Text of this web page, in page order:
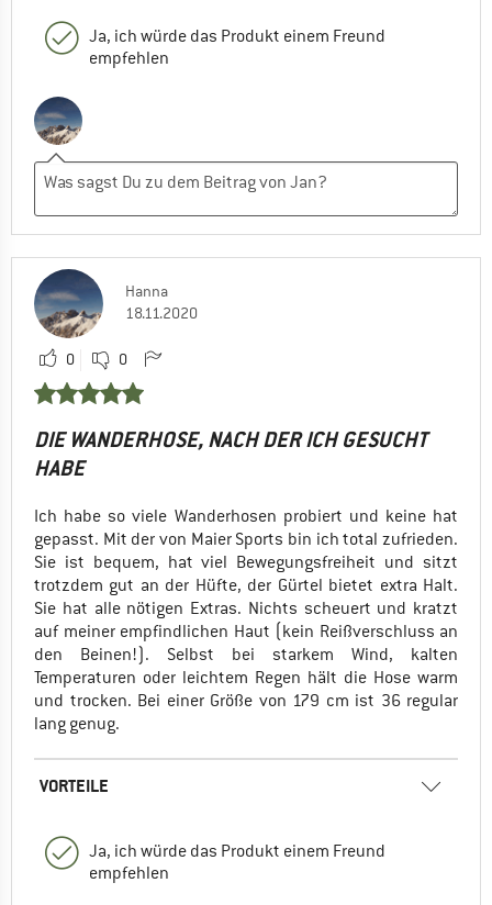
Ja, ich würde das Produkt einem Freund
empfehlen
Hanna
18.11.2020
0 0
DIE WANDERHOSE, NACH DER ICH GESUCHT
HABE
Ich habe so viele Wanderhosen probiert und keine hat
gepasst. Mit der von Maier Sports bin ich total zufrieden.
Sie ist bequem, hat viel Bewegungsfreiheit und sitzt
trotzdem gut an der Hüfte, der Gürtel bietet extra Halt.
Sie hat alle nötigen Extras. Nichts scheuert und kratzt
auf meiner empfindlichen Haut (kein Reißverschluss an
den Beinen!). Selbst bei starkem Wind, kalten
Temperaturen oder leichtem Regen hält die Hose warm
und trocken. Bei einer Größe von 179 cm ist 36 regular
lang genug.
VORTEILE
Ja, ich würde das Produkt einem Freund
empfehlen